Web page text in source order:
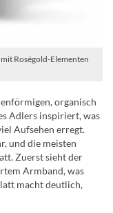
Roségold-Elementen
organisch
Adlers inspiriert, was
Aufsehen erregt.
und die meisten
Zuerst sieht der
Armband, was
macht deutlich,